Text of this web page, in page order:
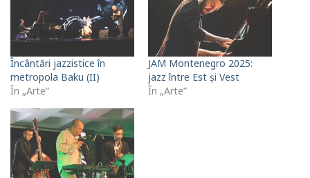
Încântări jazzistice în
metropola Baku (II)
În „Arte”
JAM Montenegro 2025:
jazz între Est și Vest
În „Arte”